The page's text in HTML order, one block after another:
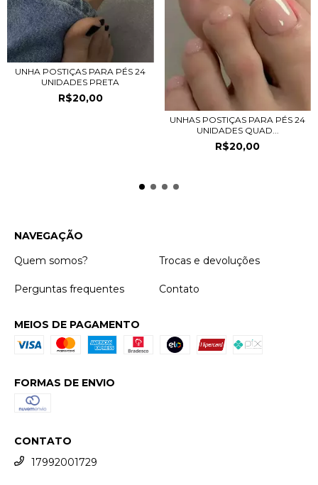
UNHA POSTIÇAS PARA PÉS 24
UNIDADES PRETA
R$20,00
UNHAS POSTIÇAS PARA PÉS 24
UNIDADES QUAD...
R$20,00
NAVEGAÇÃO
Quem somos?
Trocas e devoluções
Perguntas frequentes Contato
MEIOS DE PAGAMENTO
FORMAS DE ENVIO
CONTATO
17992001729